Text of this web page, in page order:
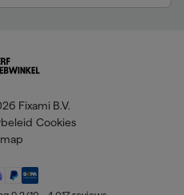
Fixami B.V.
Cookies